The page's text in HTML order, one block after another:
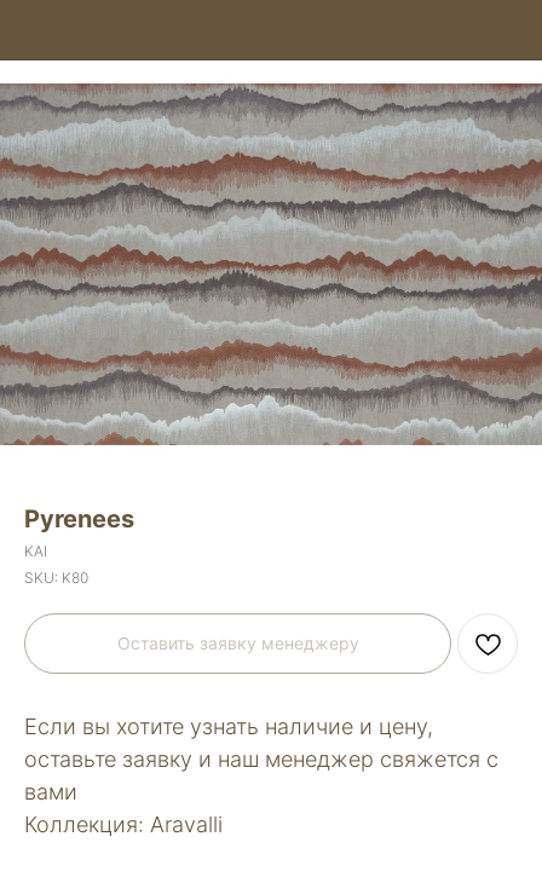
Pyrenees
KAI
SKU: K80
Оставить заявку менеджеру
Если вы хотите узнать наличие и цену,
оставьте заявку и наш менеджер свяжется с
вами
Коллекция: Aravalli